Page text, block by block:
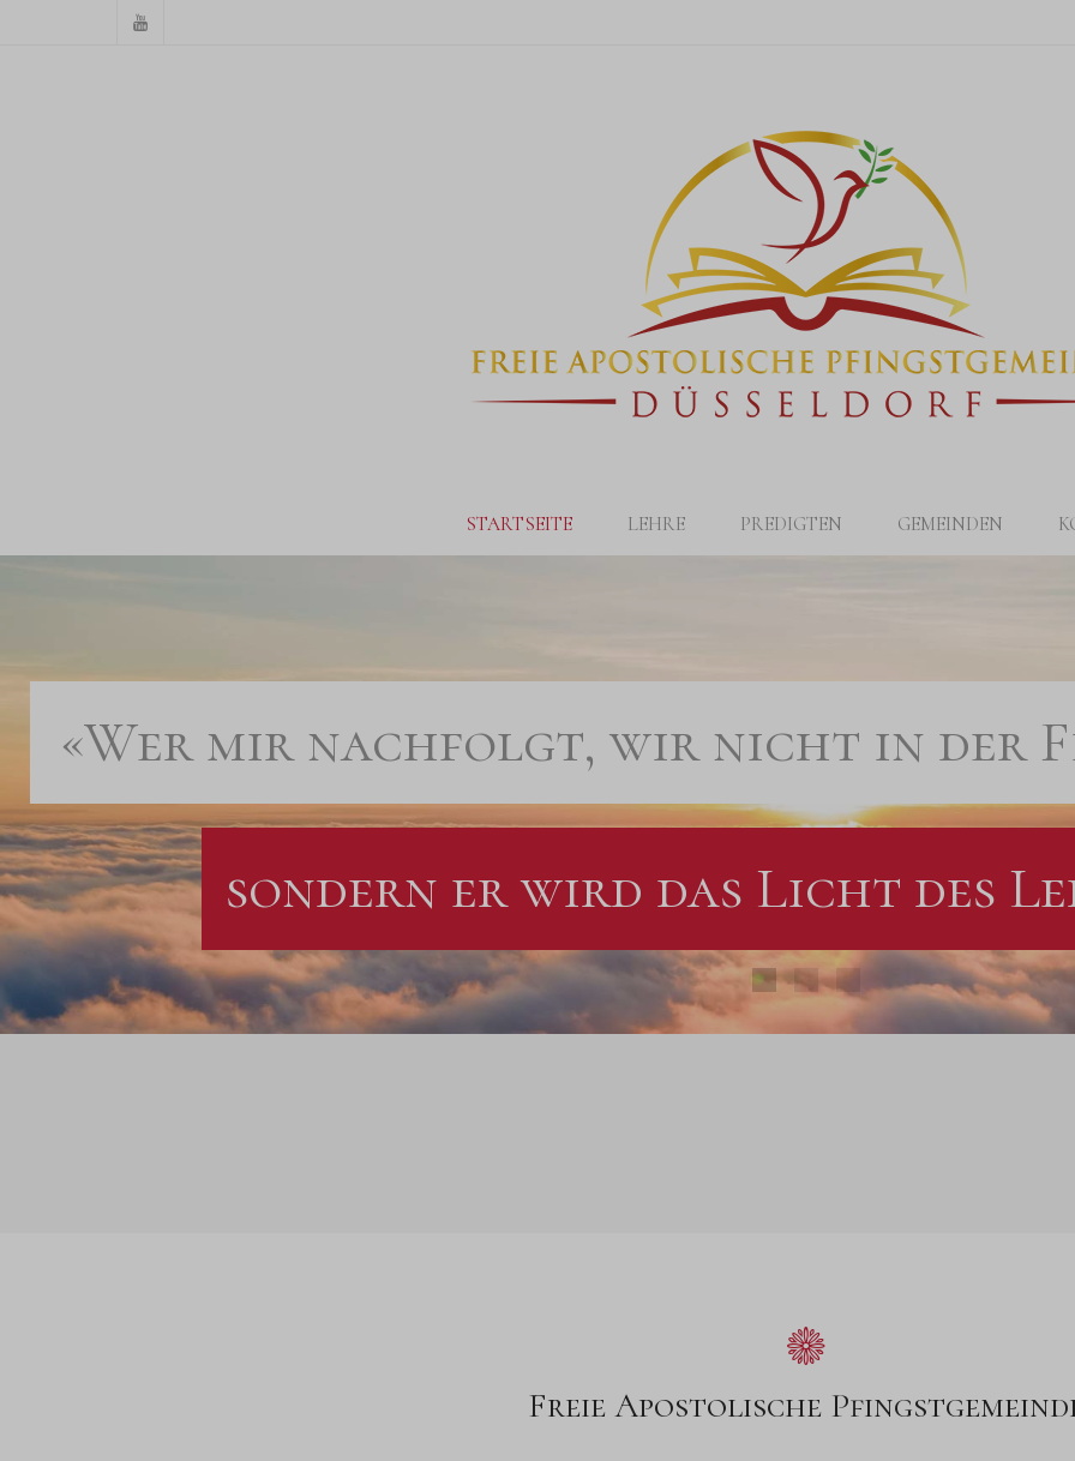
STARTSEITE LEHRE PREDIGTEN GEMEINDEN
«Wer mir nachfolgt, wir nicht in der
sondern er wird das Licht des
Freie Apostolische